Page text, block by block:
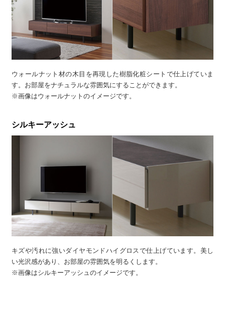
ウォールナット材の木目を再現した樹脂化粧シートで仕上げていま
す。お部屋をナチュラルな雰囲気にすることができます。
※画像はウォールナットのイメージです。
シルキーアッシュ
キズや汚れに強いダイヤモンドハイグロスで仕上げています。美し
い光沢感があり、お部屋の雰囲気を明るくします。
※画像はシルキーアッシュのイメージです。